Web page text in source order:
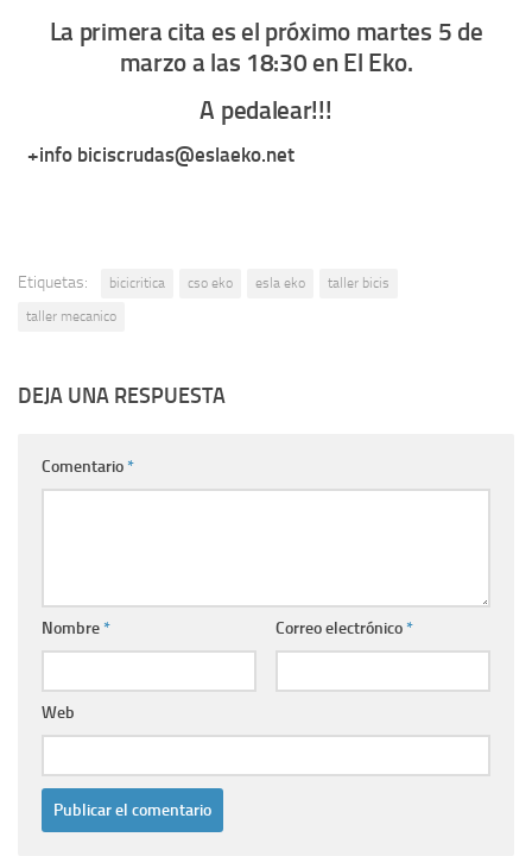
La primera cita es el próximo martes 5 de
marzo a las 18:30 en El Eko.
A pedalear!!!
+info biciscrudas@eslaeko.net
Etiquetas: bicicritica cso eko esla eko
taller bicis
taller mecanico
DEJA UNA RESPUESTA
Comentario*
Nombre* Correo electrónico*
Web